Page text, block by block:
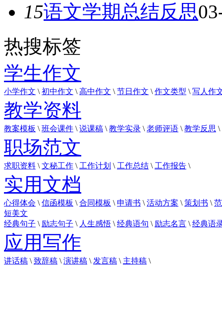
15语文学期总结反思
热搜标签
学生作文
小学作文 \ 初中作文 \ 高中作文 \ 节日作文 \ 作文类型 \ 写人作
教学资料
教案模板 \ 班会课件 \ 说课稿 \ 教学实录 \ 老师评语 \ 教学反思 \
职场范文
求职资料 \ 文秘工作 \ 工作计划 \ 工作总结 \ 工作报告 \
实用文档
心得体会 \ 信函模板 \ 合同模板 \ 申请书 \ 活动方案 \ 策划书 \
短美文
经典句子 \ 励志句子 \ 人生感悟 \ 经典语句 \ 励志名言 \ 经典语
应用写作
讲话稿 \ 致辞稿 \ 演讲稿 \ 发言稿 \ 主持稿 \